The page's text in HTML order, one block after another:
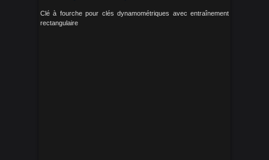
Clé à fourche pour clés dynamométriques avec entraînement
rectangulaire